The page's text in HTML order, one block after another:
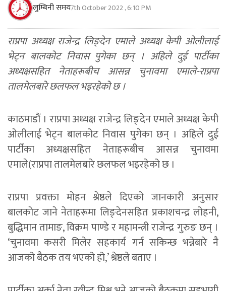
लुम्बिनी समय7th October 2022 , 6:10 PM
राप्रपा अध्यक्ष राजेन्द्र लिङ्देन एमाले अध्यक्ष केपी ओलीलाई
भेट्न बालकोट निवास पुगेका छन् । अहिले दुई पार्टीका
अध्यक्षसहित नेताहरूबीच आसन्न चुनावमा एमाले-राप्रपा
तालमेलबारे छलफल भइरहेको छ ।
काठमाडौं । राप्रपा अध्यक्ष राजेन्द्र लिङ्देन एमाले अध्यक्ष केपी
ओलीलाई भेट्न बालकोट निवास पुगेका छन् । अहिले दुई
पार्टीका अध्यक्षसहित नेताहरूबीच आसन्न चुनावमा
एमाले(राप्रपा तालमेलबारे छलफल भइरहेको छ ।
राप्रपा प्रवक्ता मोहन श्रेष्ठले दिएको जानकारी अनुसार
बालकोट जाने नेताहरूमा लिङ्देनसहित प्रकाशचन्द्र लोहनी,
बुद्धिमान तामाङ, विक्रम पाण्डे र महामन्त्री राजेन्द्र गुरुङ छन् ।
‘चुनावमा कसरी मिलेर सहकार्य गर्न सकिन्छ भन्नेबारे नै
आजको बैठक तय भएको हो,’ श्रेष्ठले बताए ।